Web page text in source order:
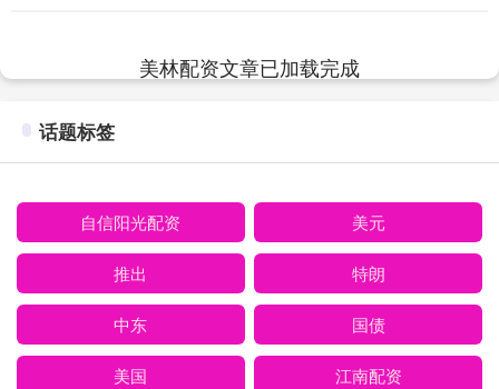
美林配资文章已加载完成
话题标签
自信阳光配资 美元
推出 特朗
中东 国债
美国 江南配资